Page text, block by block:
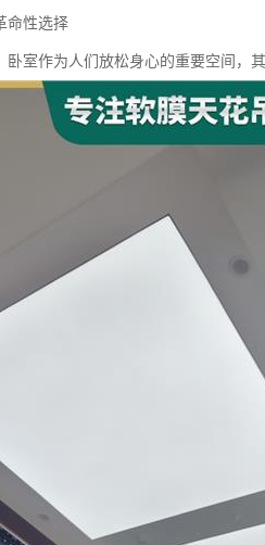
命性选择
室作为人们放松身心的重要空间，